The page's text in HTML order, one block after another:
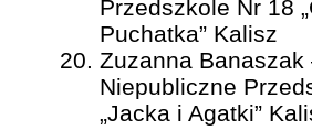
Przedszkole Nr 18
Puchatka” Kalisz
Zuzanna Banaszak
Niepubliczne
„Jacka i Agatki”